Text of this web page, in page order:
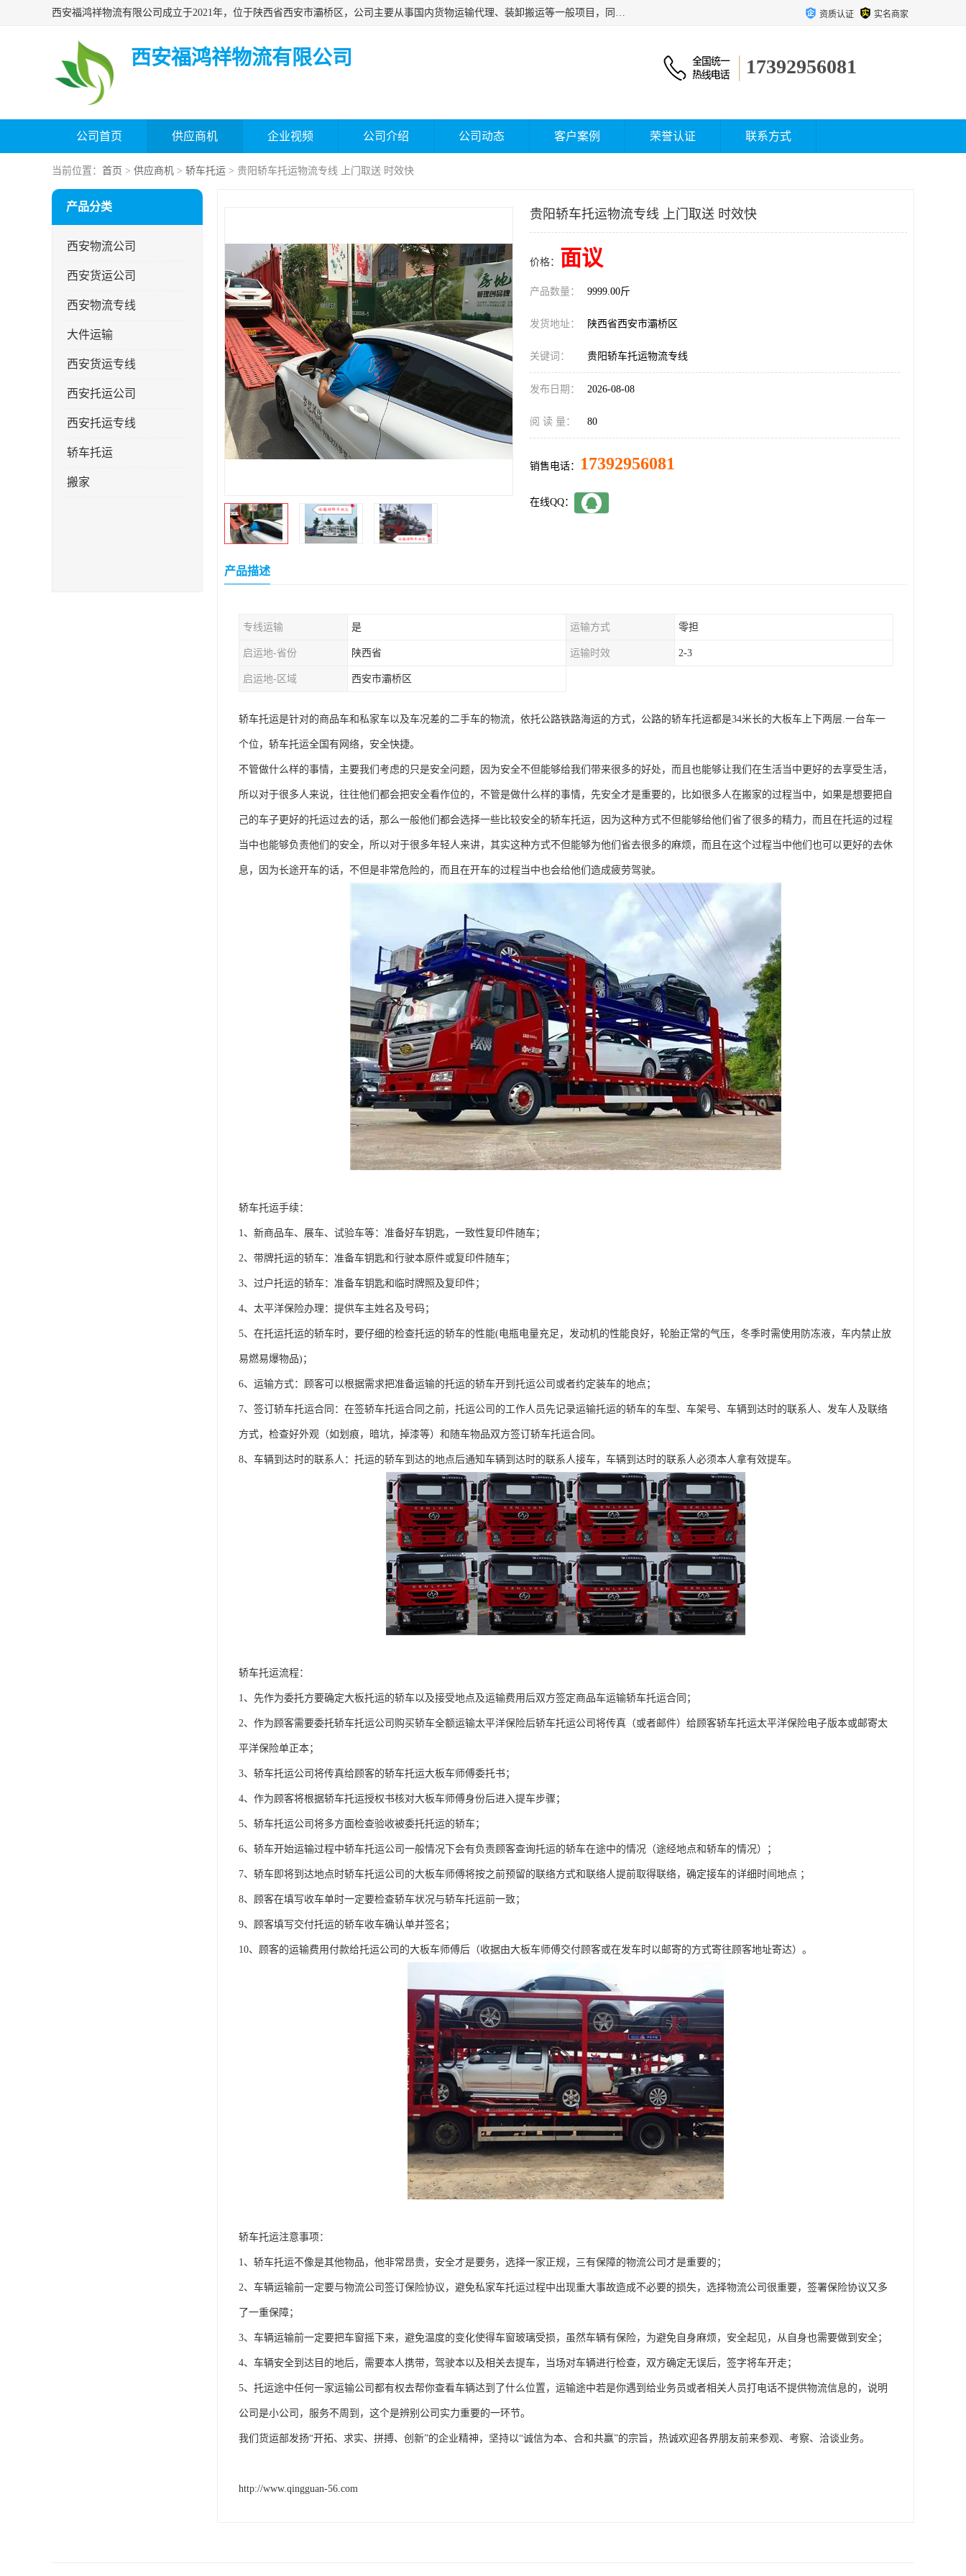
西安福鸿祥物流有限公司成立于2021年，位于陕西省西安市灞桥区，公司主要从事国内货物运输代理、装卸搬运等一般项目，同时具备道路货物运输（不含危险货物）的许可资质。凭借专业的物流服务和*的运输能力，公司致力于为客户提供安全、可靠的物流解决方案，满足多样化的运输需求，助力企业*运营。 资质认证 实名商家
西安福鸿祥物流有限公司 17392956081
公司首页 供应商机 企业视频 公司介绍 公司动态 客户案例 荣誉认证 联系方式
当前位置： 首页 > 供应商机 > 轿车托运 > 贵阳轿车托运物流专线 上门取送 时效快
产品分类
西安物流公司
西安货运公司
西安物流专线
大件运输
西安货运专线
西安托运公司
西安托运专线
轿车托运
搬家
贵阳轿车托运物流专线 上门取送 时效快
价格： 面议
产品数量： 9999.00斤
发货地址： 陕西省西安市灞桥区
关键词： 贵阳轿车托运物流专线
发布日期： 2026-08-08
阅 读 量： 80
销售电话： 17392956081
在线QQ：
产品描述
专线运输 是 运输方式 零担
启运地-省份 陕西省 运输时效 2-3
启运地-区域 西安市灞桥区
轿车托运是针对的商品车和私家车以及车况差的二手车的物流，依托公路铁路海运的方式，公路的轿车托运都是34米长的大板车上下两层.一台车一
个位，轿车托运全国有网络，安全快捷。
不管做什么样的事情，主要我们考虑的只是安全问题，因为安全不但能够给我们带来很多的好处，而且也能够让我们在生活当中更好的去享受生活，
所以对于很多人来说，往往他们都会把安全看作位的，不管是做什么样的事情，先安全才是重要的，比如很多人在搬家的过程当中，如果是想要把自
己的车子更好的托运过去的话，那么一般他们都会选择一些比较安全的轿车托运，因为这种方式不但能够给他们省了很多的精力，而且在托运的过程
当中也能够负责他们的安全，所以对于很多年轻人来讲，其实这种方式不但能够为他们省去很多的麻烦，而且在这个过程当中他们也可以更好的去休
息，因为长途开车的话，不但是非常危险的，而且在开车的过程当中也会给他们造成疲劳驾驶。
轿车托运手续：
1、新商品车、展车、试验车等：准备好车钥匙，一致性复印件随车；
2、带牌托运的轿车：准备车钥匙和行驶本原件或复印件随车；
3、过户托运的轿车：准备车钥匙和临时牌照及复印件；
4、太平洋保险办理：提供车主姓名及号码；
5、在托运托运的轿车时，要仔细的检查托运的轿车的性能(电瓶电量充足，发动机的性能良好，轮胎正常的气压，冬季时需使用防冻液，车内禁止放
易燃易爆物品)；
6、运输方式：顾客可以根据需求把准备运输的托运的轿车开到托运公司或者约定装车的地点；
7、签订轿车托运合同：在签轿车托运合同之前，托运公司的工作人员先记录运输托运的轿车的车型、车架号、车辆到达时的联系人、发车人及联络
方式，检查好外观（如划痕，暗坑，掉漆等）和随车物品双方签订轿车托运合同。
8、车辆到达时的联系人：托运的轿车到达的地点后通知车辆到达时的联系人接车，车辆到达时的联系人必须本人拿有效提车。
轿车托运流程：
1、先作为委托方要确定大板托运的轿车以及接受地点及运输费用后双方签定商品车运输轿车托运合同；
2、作为顾客需要委托轿车托运公司购买轿车全额运输太平洋保险后轿车托运公司将传真（或者邮件）给顾客轿车托运太平洋保险电子版本或邮寄太
平洋保险单正本；
3、轿车托运公司将传真给顾客的轿车托运大板车师傅委托书；
4、作为顾客将根据轿车托运授权书核对大板车师傅身份后进入提车步骤；
5、轿车托运公司将多方面检查验收被委托托运的轿车；
6、轿车开始运输过程中轿车托运公司一般情况下会有负责顾客查询托运的轿车在途中的情况（途经地点和轿车的情况）；
7、轿车即将到达地点时轿车托运公司的大板车师傅将按之前预留的联络方式和联络人提前取得联络，确定接车的详细时间地点 ；
8、顾客在填写收车单时一定要检查轿车状况与轿车托运前一致；
9、顾客填写交付托运的轿车收车确认单并签名；
10、顾客的运输费用付款给托运公司的大板车师傅后（收据由大板车师傅交付顾客或在发车时以邮寄的方式寄往顾客地址寄达）。
轿车托运注意事项：
1、轿车托运不像是其他物品，他非常昂贵，安全才是要务，选择一家正规，三有保障的物流公司才是重要的；
2、车辆运输前一定要与物流公司签订保险协议，避免私家车托运过程中出现重大事故造成不必要的损失，选择物流公司很重要，签署保险协议又多
了一重保障；
3、车辆运输前一定要把车窗摇下来，避免温度的变化使得车窗玻璃受损，虽然车辆有保险，为避免自身麻烦，安全起见，从自身也需要做到安全；
4、车辆安全到达目的地后，需要本人携带，驾驶本以及相关去提车，当场对车辆进行检查，双方确定无误后，签字将车开走；
5、托运途中任何一家运输公司都有权去帮你查看车辆达到了什么位置，运输途中若是你遇到给业务员或者相关人员打电话不提供物流信息的，说明
公司是小公司，服务不周到，这个是辨别公司实力重要的一环节。
我们货运部发扬“开拓、求实、拼搏、创新”的企业精神，坚持以“诚信为本、合和共赢”的宗旨，热诚欢迎各界朋友前来参观、考察、洽谈业务。
http://www.qingguan-56.com